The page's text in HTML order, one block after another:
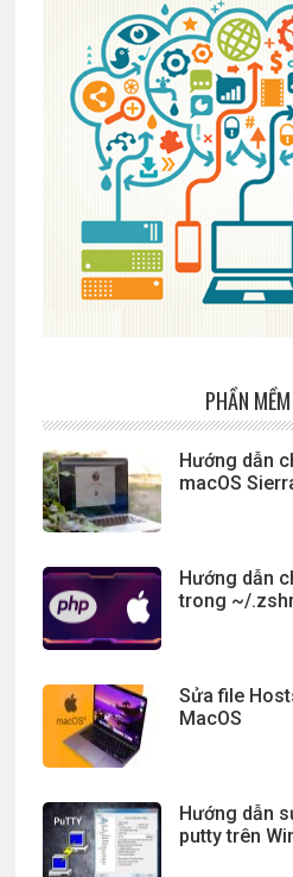
PHẦN
Hướng dẫn
macOS
Hướng dẫn
trong ~/
Sửa file
MacOS
Hướng dẫn
putty trên